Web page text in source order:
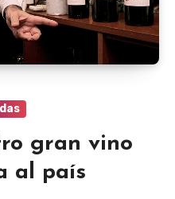
gran vino
al país